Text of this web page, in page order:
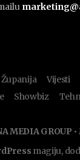
Županija Vijesti
Showbiz
MEDIA GROUP
magiju,